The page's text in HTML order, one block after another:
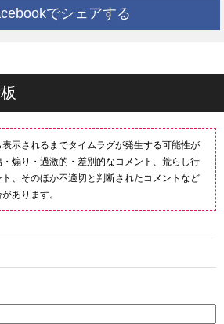
でシェアする
示されるまでタイムラグが発生する可能性が
煽り・過激的・差別的なコメント、荒らし行
、そのほか不適切と判断されたコメントなど
あります。